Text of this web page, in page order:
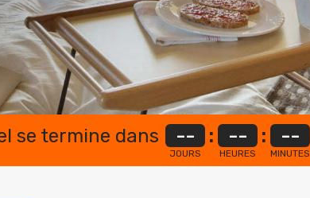
se termine dans --
JOURS
: --
HEURES
: --
MINUTES